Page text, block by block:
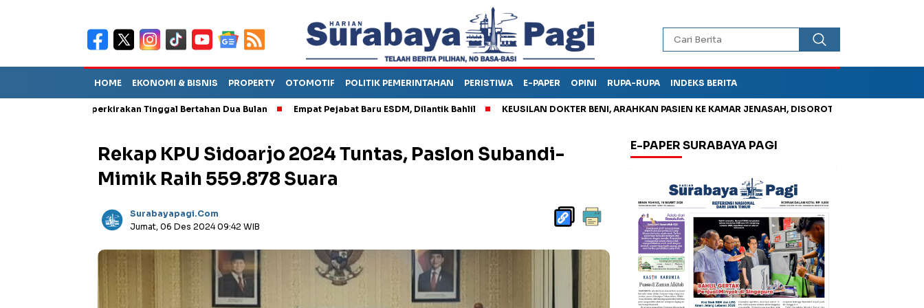
HOME EKONOMI & BISNIS PROPERTY OTOMOTIF POLITIK PEMERINTAHAN PERISTIWA E-PAPER OPINI RUPA-RUPA INDEKS BERITA
TPA Diperkirakan Tinggal Bertahan Dua Bulan Empat Pejabat Baru ESDM, Dilantik Bahlil KEUSILAN DOKTER BENI, ARAHKAN PASIEN KE KAMAR JENASAH, DISOROT Kurangi Timbunan
Rekap KPU Sidoarjo 2024 Tuntas, Paslon Subandi-
Mimik Raih 559.878 Suara
Surabayapagi.com
Jumat, 06 Des 2024 09:42 WIB
E-PAPER SURABAYA PAGI